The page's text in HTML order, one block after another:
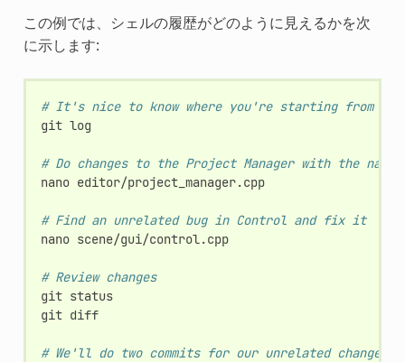
この例では、シェルの履歴がどのように見えるかを次
に示します:
# It's nice to know where you're starting from
git log
# Do changes to the Project Manager with the
nano editor/project_manager.cpp
# Find an unrelated bug in Control and fix it
nano scene/gui/control.cpp
# Review changes
git status
git diff
# We'll do two commits for our unrelated changes,